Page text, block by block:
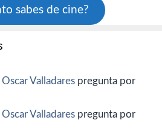
sabes de cine?
Valladares pregunta por
Valladares pregunta por